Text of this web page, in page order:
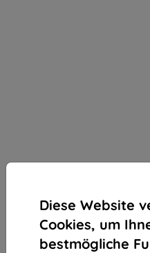
Diese Website
Cookies, um
bestmögliche